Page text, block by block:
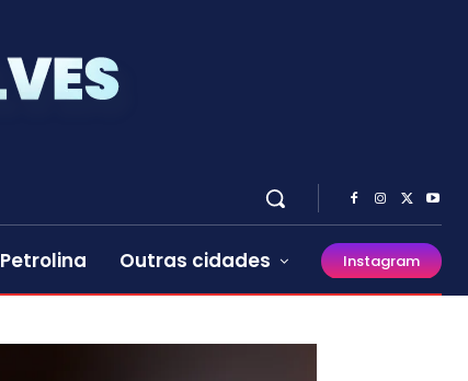
Petrolina Outras cidades Instagram